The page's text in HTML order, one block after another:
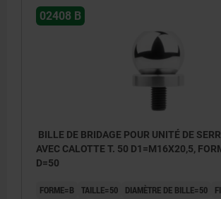
1) Vis à tête cylindrique DIN EN ISO
02408 B
BILLE DE BRIDAGE POUR UNITÉ DE
AVEC CALOTTE T. 50 D1=M16X20,5,
D=50
FORME=B TAILLE=50 DIAMÈTRE DE BILLE=50